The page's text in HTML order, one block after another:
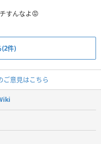
すんなよ😡
(2件)
ご意見はこちら